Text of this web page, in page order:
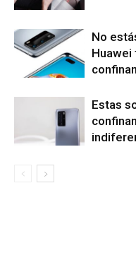
No
Huawei
Estas